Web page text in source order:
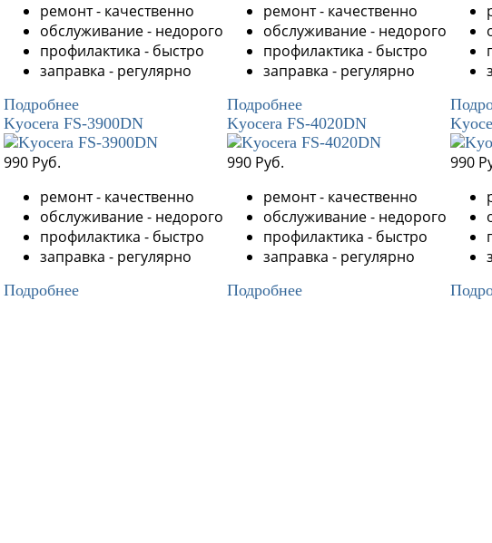
ремонт - качественно
обслуживание - недорого
профилактика - быстро
заправка - регулярно
Подробнее
Kyocera FS-3900DN
990 Руб.
ремонт - качественно
обслуживание - недорого
профилактика - быстро
заправка - регулярно
Подробнее
ремонт - качественно
обслуживание - недорого
профилактика - быстро
заправка - регулярно
Подробнее
Kyocera FS-4020DN
990 Руб.
ремонт - качественно
обслуживание - недорого
профилактика - быстро
заправка - регулярно
Подробнее
990